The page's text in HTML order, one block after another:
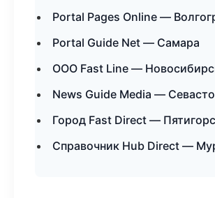
Portal Pages Online —
Portal Guide Net — Самара
ООО Fast Line —
News Guide Media —
Город Fast Direct —
Справочник Hub Direct —